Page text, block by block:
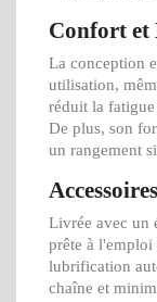
Confort
La conception
utilisation,
réduit la
De plus, son
un rangement
Livrée avec un
prête à l'emploi
lubrification
chaîne et